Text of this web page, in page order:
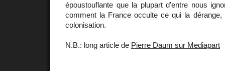
époustouflante que la plupart d'entre nous
comment la France occulte ce qui la dérange,
colonisation.
N.B.: long article de Pierre Daum sur Mediapart